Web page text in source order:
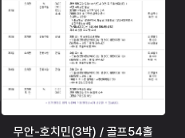
무안-호치민(3박) / 골프54홀